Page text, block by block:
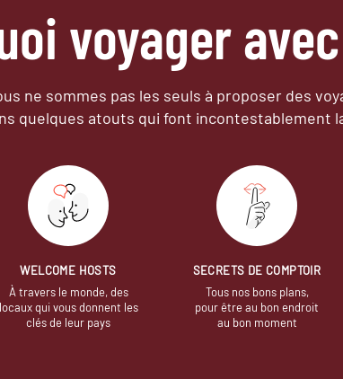
voyager
ne sommes pas les seuls à proposer des
quelques atouts qui font incontestablement
WELCOME HOSTS
À travers le monde, des
locaux qui vous donnent les
clés de leur pays
SECRETS DE COMPTOIR
Tous nos bons plans,
pour être au bon endroit
au bon moment